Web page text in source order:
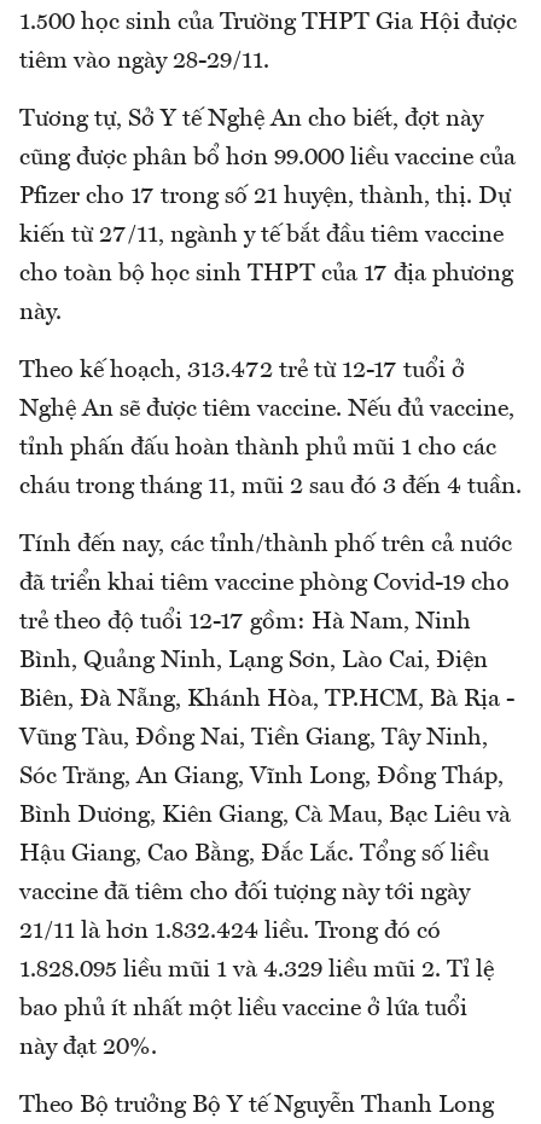
1.500 học sinh của Trường THPT Gia Hội được
tiêm vào ngày 28-29/11.
Tương tự, Sở Y tế Nghệ An cho biết, đợt này
cũng được phân bổ hơn 99.000 liều vaccine của
Pfizer cho 17 trong số 21 huyện, thành, thị. Dự
kiến từ 27/11, ngành y tế bắt đầu tiêm vaccine
cho toàn bộ học sinh THPT của 17 địa phương
này.
Theo kế hoạch, 313.472 trẻ từ 12-17 tuổi ở
Nghệ An sẽ được tiêm vaccine. Nếu đủ vaccine,
tỉnh phấn đấu hoàn thành phủ mũi 1 cho các
cháu trong tháng 11, mũi 2 sau đó 3 đến 4 tuần.
Tính đến nay, các tỉnh/thành phố trên cả nước
đã triển khai tiêm vaccine phòng Covid-19 cho
trẻ theo độ tuổi 12-17 gồm: Hà Nam, Ninh
Bình, Quảng Ninh, Lạng Sơn, Lào Cai, Điện
Biên, Đà Nẵng, Khánh Hòa, TP.HCM, Bà Rịa -
Vũng Tàu, Đồng Nai, Tiền Giang, Tây Ninh,
Sóc Trăng, An Giang, Vĩnh Long, Đồng Tháp,
Bình Dương, Kiên Giang, Cà Mau, Bạc Liêu và
Hậu Giang, Cao Bằng, Đắc Lắc. Tổng số liều
vaccine đã tiêm cho đối tượng này tới ngày
21/11 là hơn 1.832.424 liều. Trong đó có
1.828.095 liều mũi 1 và 4.329 liều mũi 2. Tỉ lệ
bao phủ ít nhất một liều vaccine ở lứa tuổi
này đạt 20%.
Theo Bộ trưởng Bộ Y tế Nguyễn Thanh Long